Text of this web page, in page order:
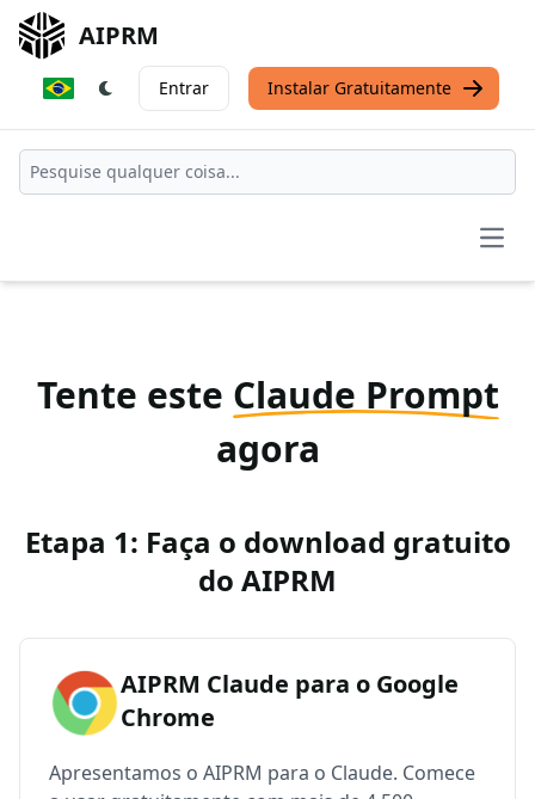
AIPRM
Entrar Instalar Gratuitamente
Tente este Claude Prompt
agora
Etapa 1: Faça o download gratuito
do AIPRM
AIPRM Claude para o Google
Chrome
Apresentamos o AIPRM para o Claude. Comece